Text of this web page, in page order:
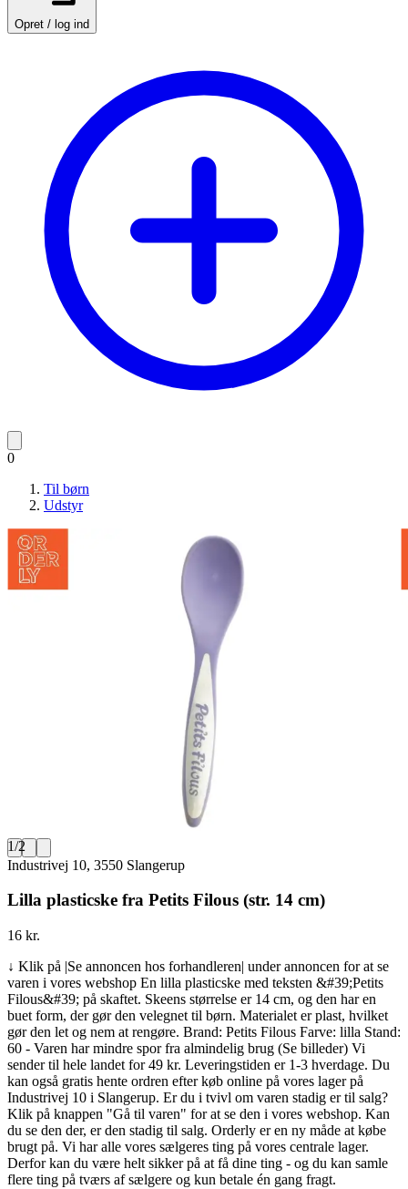
Opret / log ind
0
Til børn
Udstyr
1/2
Industrivej 10, 3550 Slangerup
Lilla plasticske fra Petits Filous (str. 14 cm)
16 kr.
↓ Klik på |Se annoncen hos forhandleren| under annoncen for at se
varen i vores webshop En lilla plasticske med teksten &#39;Petits
Filous&#39; på skaftet. Skeens størrelse er 14 cm, og den har en
buet form, der gør den velegnet til børn. Materialet er plast, hvilket
gør den let og nem at rengøre. Brand: Petits Filous Farve: lilla Stand:
60 - Varen har mindre spor fra almindelig brug (Se billeder) Vi
sender til hele landet for 49 kr. Leveringstiden er 1-3 hverdage. Du
kan også gratis hente ordren efter køb online på vores lager på
Industrivej 10 i Slangerup. Er du i tvivl om varen stadig er til salg?
Klik på knappen "Gå til varen" for at se den i vores webshop. Kan
du se den der, er den stadig til salg. Orderly er en ny måde at købe
brugt på. Vi har alle vores sælgeres ting på vores centrale lager.
Derfor kan du være helt sikker på at få dine ting - og du kan samle
flere ting på tværs af sælgere og kun betale én gang fragt.